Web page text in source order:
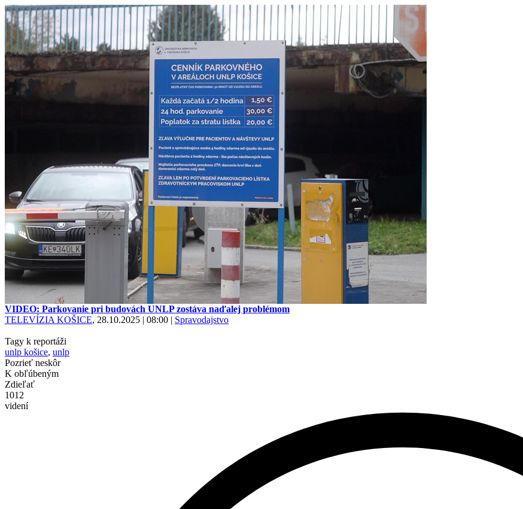
VIDEO: Parkovanie pri budovách UNLP zostáva naďalej problémom
TELEVÍZIA KOŠICE, 28.10.2025 | 08:00 | Spravodajstvo
Tagy k reportáži
unlp košice, unlp
Pozrieť neskôr
K obľúbeným
Zdieľať
1012
videní